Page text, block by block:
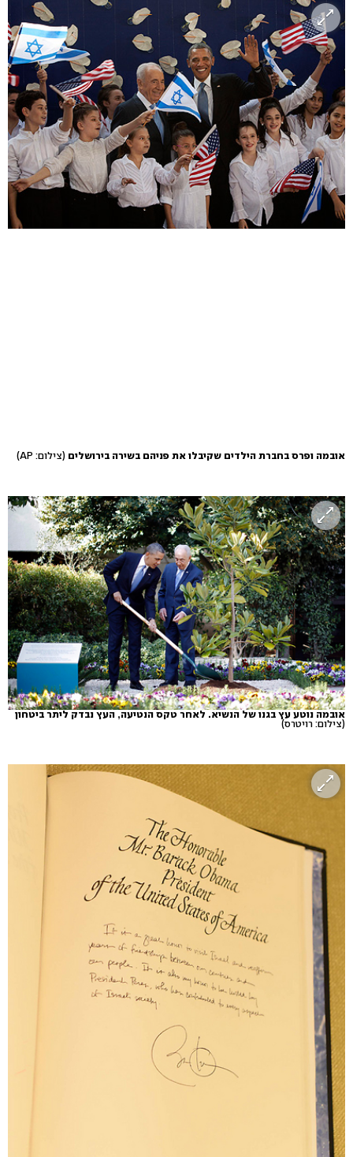
אובמה ופרס בחברת הילדים שקיבלו את פניהם בשירה בירושלים (צילום: AP)
אובמה נוטע עץ בגנו של הנשיא. לאחר טקס הנטיעה, העץ נבדק ליתר ביטחון
(צילום: רויטרס)